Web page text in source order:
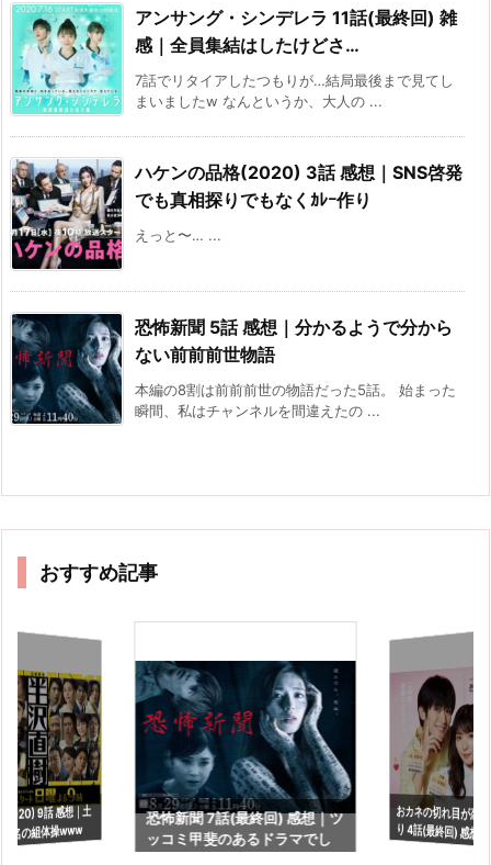
アンサング・シンデレラ 11話(最終回) 雑
感｜全員集結はしたけどさ…
7話でリタイアしたつもりが…結局最後まで見てし
まいましたw なんというか、大人の ...
ハケンの品格(2020) 3話 感想｜SNS啓発
でも真相探りでもなくｶﾚｰ作り
えっと〜… ...
恐怖新聞 5話 感想｜分かるようで分から
ない前前前世物語
本編の8割は前前前世の物語だった5話。 始まった
瞬間、私はチャンネルを間違えたの ...
おすすめ記事
9話 感想｜土
名の組体操www
恐怖新聞 7話(最終回) 感想｜ツ
ッコミ甲斐のあるドラマでし
おカネの切れ目が恋
り 4話(最終回) 感想｜
へのファンレター…